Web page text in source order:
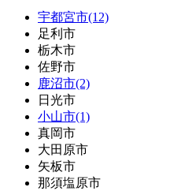
宇都宮市(12)
足利市
栃木市
佐野市
鹿沼市(2)
日光市
小山市(1)
真岡市
大田原市
矢板市
那須塩原市